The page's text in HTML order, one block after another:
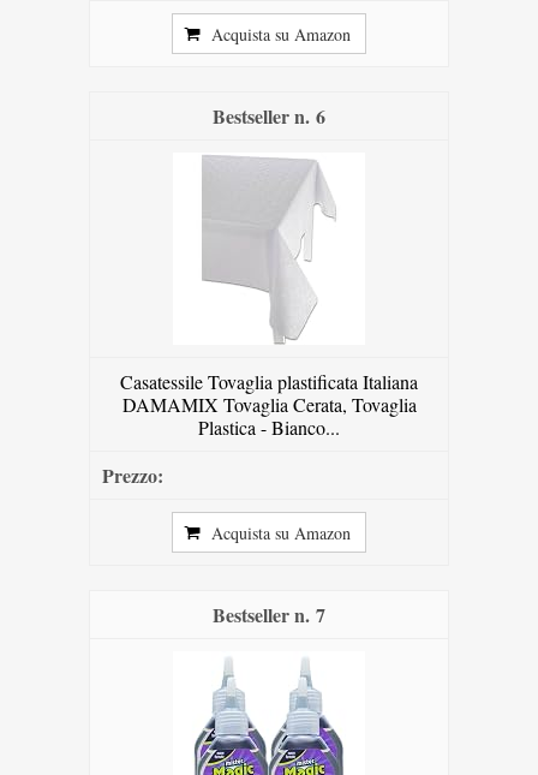
Acquista su Amazon
6
Casatessile Tovaglia plastificata Italiana
DAMAMIX Tovaglia Cerata, Tovaglia
Plastica - Bianco...
Acquista su Amazon
7